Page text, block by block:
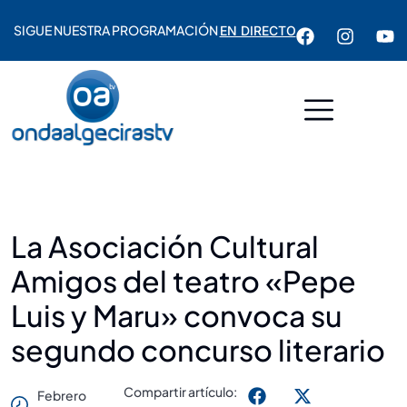
SIGUE NUESTRA PROGRAMACIÓNEN DIRECTO
La Asociación Cultural
Amigos del teatro «Pepe
Luis y Maru» convoca su
segundo concurso literario
Febrero
Compartir artículo: